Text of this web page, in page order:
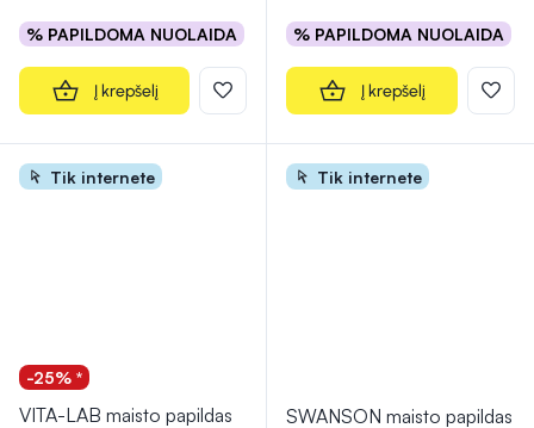
% PAPILDOMA NUOLAIDA
Į krepšelį
% PAPILDOMA NUOLAIDA
Į krepšelį
Tik internete
-25% *
VITA-LAB maisto papildas
Tik internete
SWANSON maisto papildas